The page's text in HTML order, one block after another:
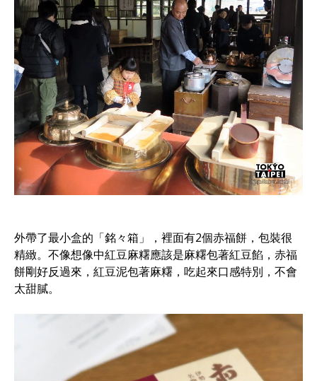
外帶了最小盒的「銘々箱」，裡面有2個赤福餅，包裝很
精緻。不像想像中紅豆麻糬應該是麻糬包著紅豆餡，赤福
餅剛好反過來，紅豆泥包著麻糬，吃起來口感特別，不會
太甜膩。